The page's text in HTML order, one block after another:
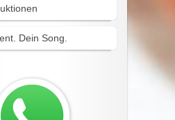
Dein Song.